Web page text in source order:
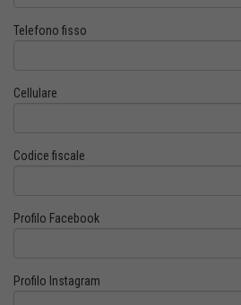
Telefono fisso
Cellulare
Codice fiscale
Profilo Facebook
Profilo Instagram